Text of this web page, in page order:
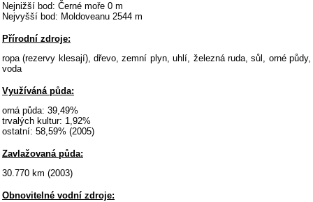
Nejnižší bod: Černé moře 0 m
Nejvyšší bod: Moldoveanu 2544 m
Přírodní zdroje:
ropa (rezervy klesají), dřevo, zemní plyn, uhlí, železná ruda, sůl, orné půdy,
voda
Využíváná půda:
orná půda: 39,49%
trvalých kultur: 1,92%
ostatní: 58,59% (2005)
Zavlažovaná půda:
30.770 km (2003)
Obnovitelné vodní zdroje: